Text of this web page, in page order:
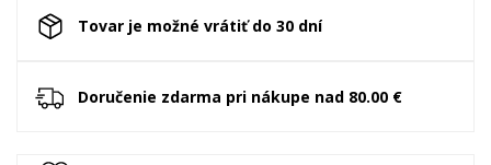
Tovar je možné vrátiť do 30 dní
Doručenie zdarma pri nákupe nad 80.00 €